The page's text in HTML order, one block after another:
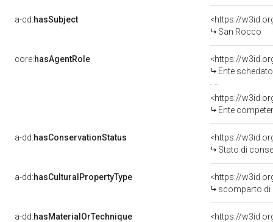
a-cd:hasSubject
<https://
San Rocco
core:hasAgentRole
<https://
Ente schedatore del
<https://
Ente
a-dd:hasConservationStatus
<https://
Stato di
a-dd:hasCulturalPropertyType
<https://
scomparto di
a-dd:hasMaterialOrTechnique
<https://